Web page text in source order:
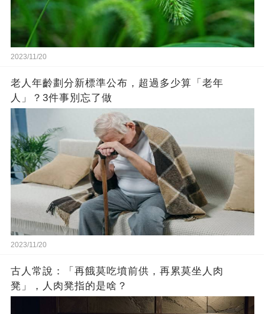
2023/11/20
老人年齡劃分新標準公布，超過多少算「老年
人」？3件事別忘了做
2023/11/20
古人常說：「再餓莫吃墳前供，再累莫坐人肉
凳」，人肉凳指的是啥？